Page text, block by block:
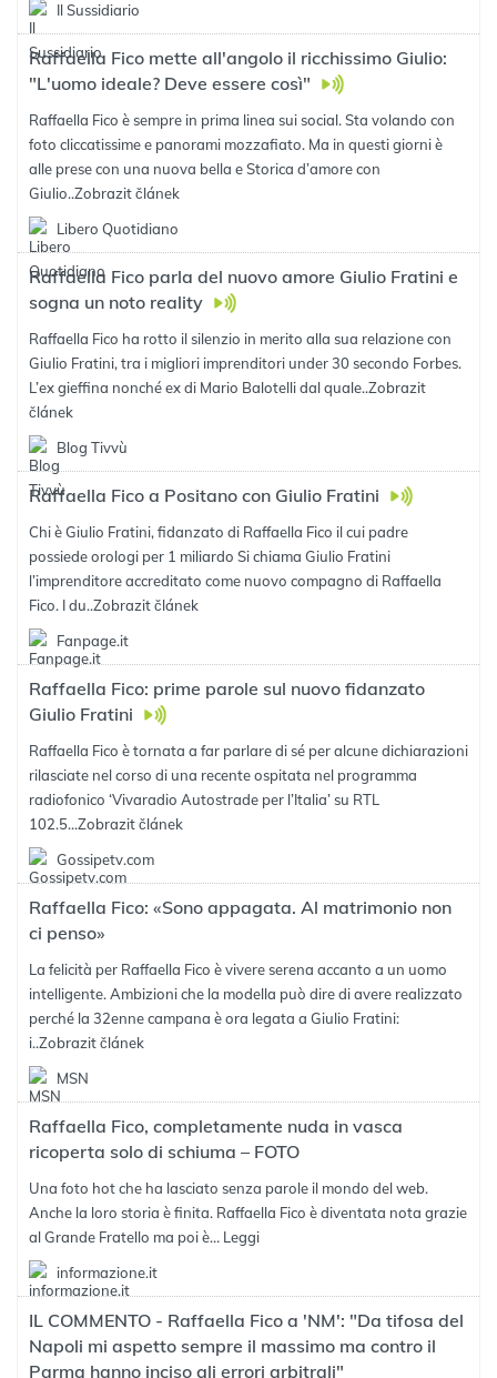
Il Sussidiario
Raffaella Fico mette all'angolo il ricchissimo Giulio:
"L'uomo ideale? Deve essere così"
Raffaella Fico è sempre in prima linea sui social. Sta volando con
foto cliccatissime e panorami mozzafiato. Ma in questi giorni è
alle prese con una nuova bella e Storica d’amore con
Giulio..Zobrazit článek
Libero Quotidiano
Raffaella Fico parla del nuovo amore Giulio Fratini e
sogna un noto reality
Raffaella Fico ha rotto il silenzio in merito alla sua relazione con
Giulio Fratini, tra i migliori imprenditori under 30 secondo Forbes.
L’ex gieffina nonché ex di Mario Balotelli dal quale..Zobrazit
článek
Blog Tivvù
Raffaella Fico a Positano con Giulio Fratini
Chi è Giulio Fratini, fidanzato di Raffaella Fico il cui padre
possiede orologi per 1 miliardo Si chiama Giulio Fratini
l’imprenditore accreditato come nuovo compagno di Raffaella
Fico. I du..Zobrazit článek
Fanpage.it
Raffaella Fico: prime parole sul nuovo fidanzato
Giulio Fratini
Raffaella Fico è tornata a far parlare di sé per alcune dichiarazioni
rilasciate nel corso di una recente ospitata nel programma
radiofonico ‘Vivaradio Autostrade per l’Italia’ su RTL
102.5...Zobrazit článek
Gossipetv.com
Raffaella Fico: «Sono appagata. Al matrimonio non
ci penso»
La felicità per Raffaella Fico è vivere serena accanto a un uomo
intelligente. Ambizioni che la modella può dire di avere realizzato
perché la 32enne campana è ora legata a Giulio Fratini:
i..Zobrazit článek
MSN
Raffaella Fico, completamente nuda in vasca
ricoperta solo di schiuma – FOTO
Una foto hot che ha lasciato senza parole il mondo del web.
Anche la loro storia è finita. Raffaella Fico è diventata nota grazie
al Grande Fratello ma poi è… Leggi
informazione.it
IL COMMENTO - Raffaella Fico a 'NM': "Da tifosa del
Napoli mi aspetto sempre il massimo ma contro il
Parma hanno inciso gli errori arbitrali"